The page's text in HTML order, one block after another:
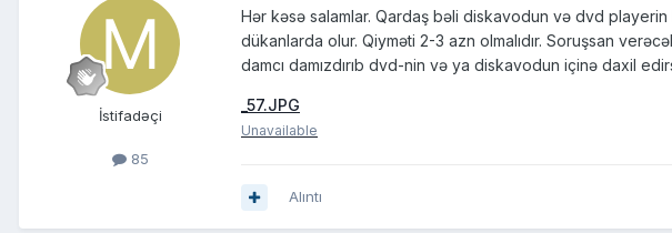
İstifadəçi
85
Hər kəsə salamlar. Qardaş bəli diskavodun və dvd
dükanlarda olur. Qiyməti 2-3 azn olmalıdır. Soruşsan
damcı damızdırıb dvd-nin və ya diskavodun içinə daxil
_57.JPG
Unavailable
Alıntı